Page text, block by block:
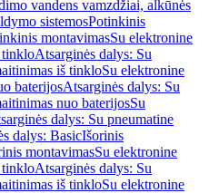
vandens vamzdžiai, alkūnės
sistemosPotinkinis
montavimasSu elektronine
tinkloAtsarginės dalys: Su
iš tinkloSu elektronine
baterijosAtsarginės dalys: Su
nuo baterijosSu
dalys: Su pneumatine
dalys: BasicIšorinis
montavimasSu elektronine
tinkloAtsarginės dalys: Su
iš tinkloSu elektronine